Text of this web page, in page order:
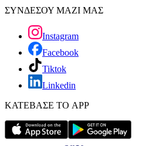
ΣΥΝΔΕΣΟΥ ΜΑΖΙ ΜΑΣ
Instagram
Facebook
Tiktok
Linkedin
ΚΑΤΕΒΑΣΕ ΤΟ APP